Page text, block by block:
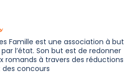
Famille est une association à but
l’état. Son but est de redonner
romands à travers des réductions
des concours